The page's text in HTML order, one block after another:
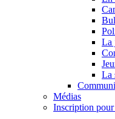
La
La
Médias
Inscription